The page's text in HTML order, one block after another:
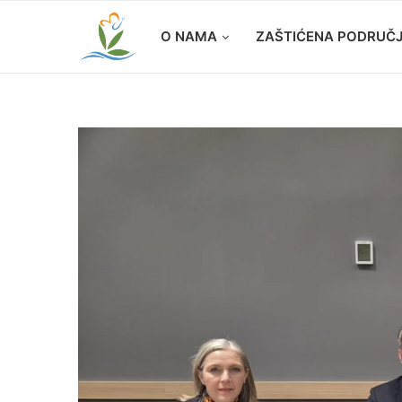
O NAMA ZAŠTIĆENA